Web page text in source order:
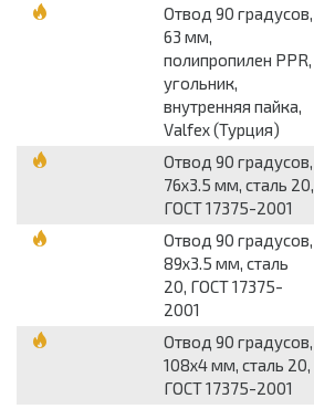
Отвод 90 градусов,
63 мм,
полипропилен PPR,
угольник,
внутренняя пайка,
Valfex (Турция)
Отвод 90 градусов,
76x3.5 мм, сталь 20,
ГОСТ 17375-2001
Отвод 90 градусов,
89x3.5 мм, сталь
20, ГОСТ 17375-
2001
Отвод 90 градусов,
108x4 мм, сталь 20,
ГОСТ 17375-2001